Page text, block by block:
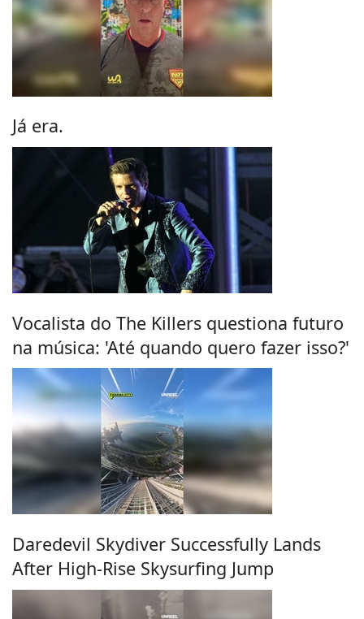
Já era.
Vocalista do The Killers questiona futuro
na música: 'Até quando quero fazer isso?'
Daredevil Skydiver Successfully Lands
After High-Rise Skysurfing Jump